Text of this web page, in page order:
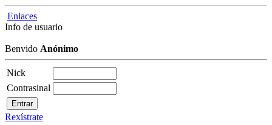
Enlaces
Info de usuario
Benvido Anónimo
Nick
Contrasinal
Rexístrate